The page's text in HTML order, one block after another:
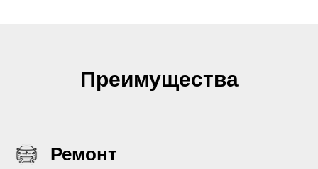
Преимущества
Ремонт